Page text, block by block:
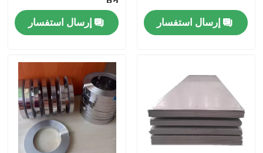
مادة Inconel 600
مادة Incoloy 800
مادة Inconel 718
إرسال استفسار
B2
إرسال استفسار